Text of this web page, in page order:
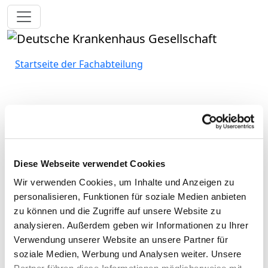
Diese Webseite verwendet Cookies
Wir verwenden Cookies, um Inhalte und Anzeigen zu
personalisieren, Funktionen für soziale Medien anbieten
zu können und die Zugriffe auf unsere Website zu
analysieren. Außerdem geben wir Informationen zu Ihrer
Verwendung unserer Website an unsere Partner für
soziale Medien, Werbung und Analysen weiter. Unsere
Toggle navigation
Startseite der Fachabteilung
Kreiskrankenhaus des
Vogelsbergkreises in Alsfeld
GmbH
Passend dazu:
Pflegepersonal
Ärzte und Ärztinnen